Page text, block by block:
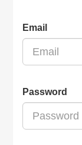
Email
Password